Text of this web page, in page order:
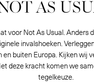
AS
voor Not As Usual. Anders
invalshoeken.
en buiten Europa. Kijken wij
deze kracht komen we
tegelkeuze.